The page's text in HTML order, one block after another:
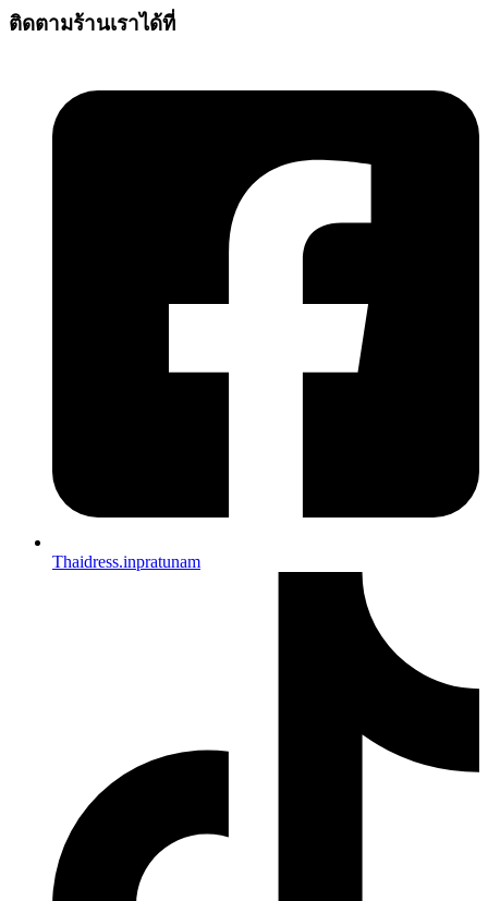
ติดตามร้านเราได้ที่
Thaidress.inpratunam